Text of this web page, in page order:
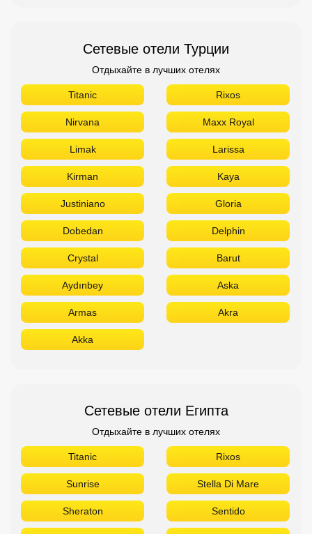
Сетевые отели Турции
Отдыхайте в лучших отелях
Titanic Rixos
Nirvana Maxx Royal
Limak Larissa
Kirman Kaya
Justiniano Gloria
Dobedan Delphin
Crystal Barut
Aydınbey Aska
Armas
Сетевые отели Египта
Отдыхайте в лучших отелях
Titanic Rixos
Sunrise Stella Di Mare